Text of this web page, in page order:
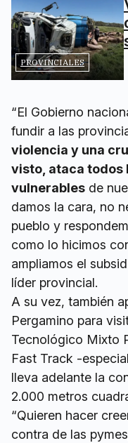
PROVINCIALES
“El Gobierno
fundir a las
violencia y una
visto, ataca todos
vulnerables de
damos la cara, no
pueblo y
como lo hicimos
ampliamos el
líder provincial.
A su vez, también
Pergamino para
Tecnológico Mixto
Fast Track -
lleva adelante la
2.000 metros
“Quieren hacer
contra de las